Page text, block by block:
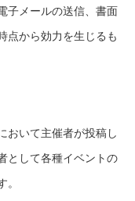
子メールの送信、書面
点から効力を生じるも
おいて主催者が投稿し
として各種イベントの